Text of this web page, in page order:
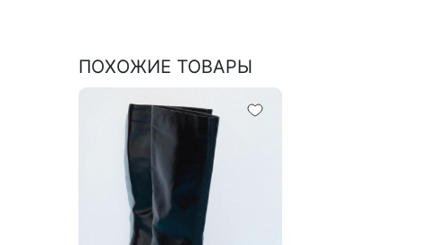
ПОХОЖИЕ ТОВАРЫ